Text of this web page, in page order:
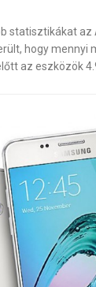
statisztikákat az
hogy mennyi
az eszközök